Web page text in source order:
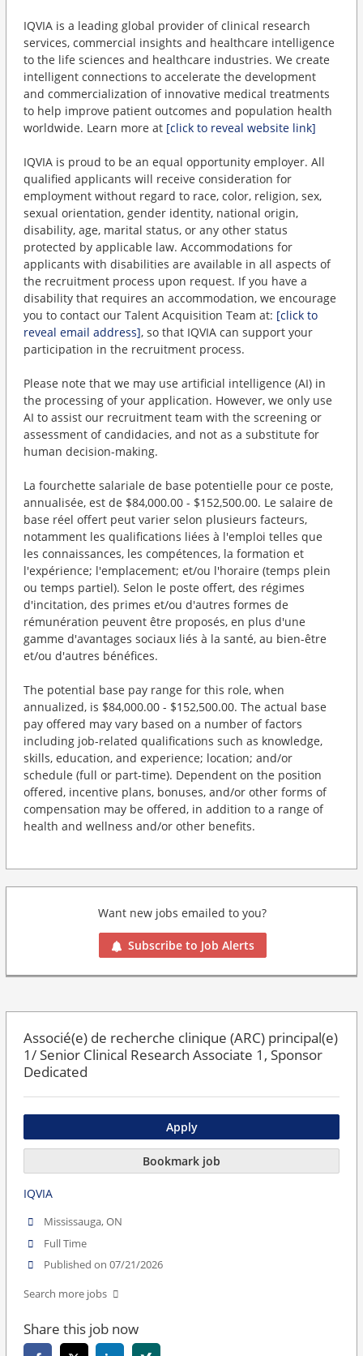
IQVIA is a leading global provider of clinical research
services, commercial insights and healthcare intelligence
to the life sciences and healthcare industries. We create
intelligent connections to accelerate the development
and commercialization of innovative medical treatments
to help improve patient outcomes and population health
worldwide. Learn more at [click to reveal website link]
IQVIA is proud to be an equal opportunity employer. All
qualified applicants will receive consideration for
employment without regard to race, color, religion, sex,
sexual orientation, gender identity, national origin,
disability, age, marital status, or any other status
protected by applicable law. Accommodations for
applicants with disabilities are available in all aspects of
the recruitment process upon request. If you have a
disability that requires an accommodation, we encourage
you to contact our Talent Acquisition Team at: [click to
reveal email address], so that IQVIA can support your
participation in the recruitment process.
Please note that we may use artificial intelligence (AI) in
the processing of your application. However, we only use
AI to assist our recruitment team with the screening or
assessment of candidacies, and not as a substitute for
human decision-making.
La fourchette salariale de base potentielle pour ce poste,
annualisée, est de $84,000.00 - $152,500.00. Le salaire de
base réel offert peut varier selon plusieurs facteurs,
notamment les qualifications liées à l'emploi telles que
les connaissances, les compétences, la formation et
l'expérience; l'emplacement; et/ou l'horaire (temps plein
ou temps partiel). Selon le poste offert, des régimes
d'incitation, des primes et/ou d'autres formes de
rémunération peuvent être proposés, en plus d'une
gamme d'avantages sociaux liés à la santé, au bien-être
et/ou d'autres bénéfices.
The potential base pay range for this role, when
annualized, is $84,000.00 - $152,500.00. The actual base
pay offered may vary based on a number of factors
including job-related qualifications such as knowledge,
skills, education, and experience; location; and/or
schedule (full or part-time). Dependent on the position
offered, incentive plans, bonuses, and/or other forms of
compensation may be offered, in addition to a range of
health and wellness and/or other benefits.
Want new jobs emailed to you?
Subscribe to Job Alerts
Associé(e) de recherche clinique (ARC) principal(e)
1/ Senior Clinical Research Associate 1, Sponsor
Dedicated
Apply
Bookmark job
IQVIA
Mississauga, ON
Full Time
Published on 07/21/2026
Search more jobs
Share this job now